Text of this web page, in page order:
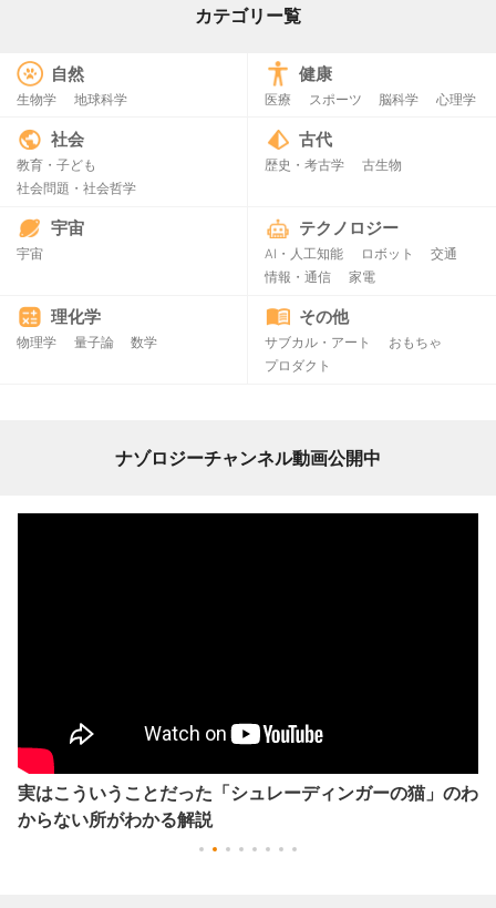
カテゴリー覧
自然
生物学 地球科学
健康
医療 スポーツ 脳科学 心理学
社会
教育・子ども
社会問題・社会哲学
古代
歴史・考古学 古生物
宇宙
宇宙
テクノロジー
AI・人工知能 ロボット
交通
情報・通信
家電
理化学
物理学 量子論 数学
その他
サブカル・アート
おもちゃ
プロダクト
ナゾロジーチャンネル動画公開中
実はこういうことだった「シュレーディンガーの猫」のわ
からない所がわかる解説